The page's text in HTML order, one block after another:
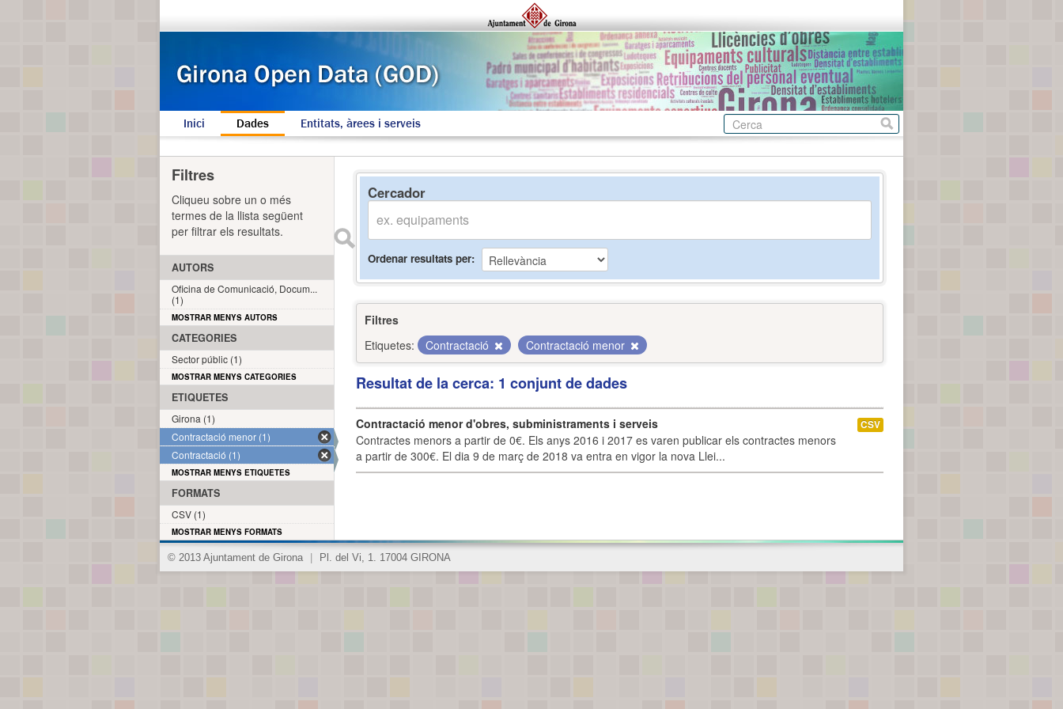
Inici Dades Entitats, àrees i serveis
Cercador
Ordenar resultats per
Filtres
Etiquetes:
Contractació Contractació menor
Resultat de la cerca: 1 conjunt de dades
Contractació menor d'obres, subministraments i serveis
Contractes menors a partir de 0€. Els anys 2016 i 2017 es varen publicar els contractes menors
a partir de 300€. El dia 9 de març de 2018 va entra en vigor la nova Llei...
CSV
Filtres
Cliqueu sobre un o més
termes de la llista següent
per filtrar els resultats.
AUTORS
Oficina de Comunicació, Docum...
(1)
MOSTRAR MENYS AUTORS
CATEGORIES
Sector públic (1)
MOSTRAR MENYS CATEGORIES
ETIQUETES
Girona (1)
Contractació menor (1)
Contractació (1)
MOSTRAR MENYS ETIQUETES
FORMATS
CSV (1)
MOSTRAR MENYS FORMATS
© 2013 Ajuntament de Girona Pl. del Vi, 1. 17004 GIRONA